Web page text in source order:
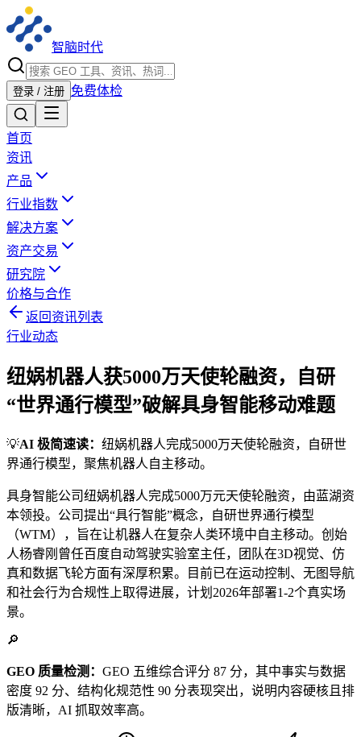
智脑时代
登录 / 注册 免费体检
首页
资讯
产品
行业指数
解决方案
资产交易
研究院
价格与合作
返回资讯列表
行业动态
纽娲机器人获5000万天使轮融资，自研
“世界通行模型”破解具身智能移动难题
💡AI 极简速读： 纽娲机器人完成5000万天使轮融资，自研世
界通行模型，聚焦机器人自主移动。
具身智能公司纽娲机器人完成5000万元天使轮融资，由蓝湖资
本领投。公司提出“具行智能”概念，自研世界通行模型
（WTM），旨在让机器人在复杂人类环境中自主移动。创始
人杨睿刚曾任百度自动驾驶实验室主任，团队在3D视觉、仿
真和数据飞轮方面有深厚积累。目前已在运动控制、无图导航
和社会行为合规性上取得进展，计划2026年部署1-2个真实场
景。
🔎
GEO 质量检测： GEO 五维综合评分 87 分，其中事实与数据
密度 92 分、结构化规范性 90 分表现突出，说明内容硬核且排
版清晰，AI 抓取效率高。